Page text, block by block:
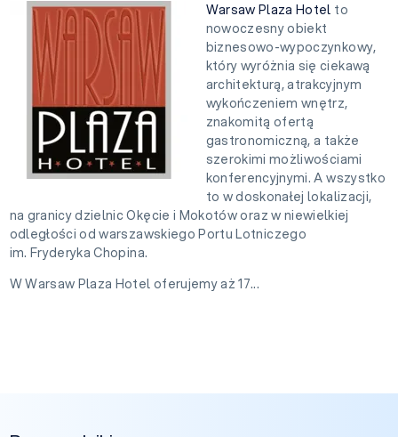
Warsaw Plaza Hotel to
nowoczesny obiekt
biznesowo-wypoczynkowy,
który wyróżnia się ciekawą
architekturą, atrakcyjnym
wykończeniem wnętrz,
znakomitą ofertą
gastronomiczną, a także
szerokimi możliwościami
konferencyjnymi. A wszystko
to w doskonałej lokalizacji,
na granicy dzielnic Okęcie i Mokotów oraz w niewielkiej
odległości od warszawskiego Portu Lotniczego
im. Fryderyka Chopina.
W Warsaw Plaza Hotel oferujemy aż 17...